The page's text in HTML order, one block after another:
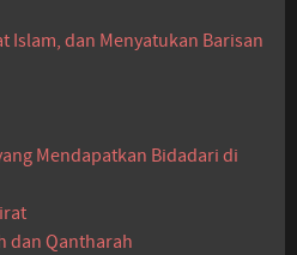
Islam, dan Menyatukan Barisan
Mendapatkan Bidadari di
dan Qantharah